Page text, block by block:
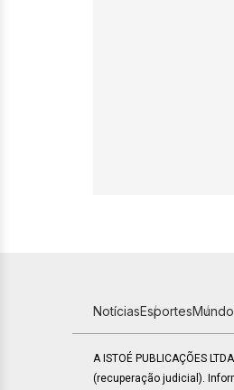
NotíciasEsportesMundo
A ISTOÉ PUBLICAÇÕES
(recuperação judicial).